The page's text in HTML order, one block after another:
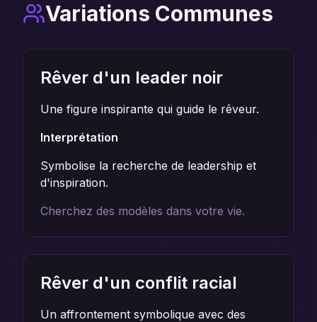
Variations Communes
Rêver d'un leader noir
Une figure inspirante qui guide le rêveur.
Interprétation
Symbolise la recherche de leadership et
d'inspiration.
Cherchez des modèles dans votre vie.
Rêver d'un conflit racial
Un affrontement symbolique avec des